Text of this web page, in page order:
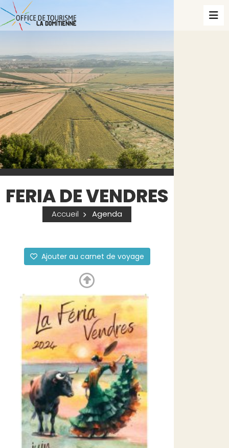
FERIA DE VENDRES
Accueil Agenda
Ajouter au carnet de voyage